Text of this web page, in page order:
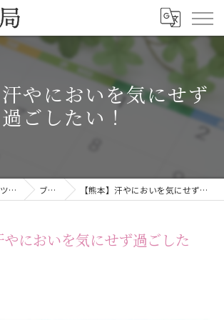
汗やにおいを気にせず
過ごしたい！
熊本の漢方ならツツミ薬局 ブログ 【熊本】汗やにおいを気にせず過ごしたい！
やにおいを気にせず過ごした